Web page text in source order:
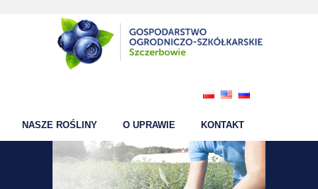
NASZE ROŚLINY O UPRAWIE KONTAKT